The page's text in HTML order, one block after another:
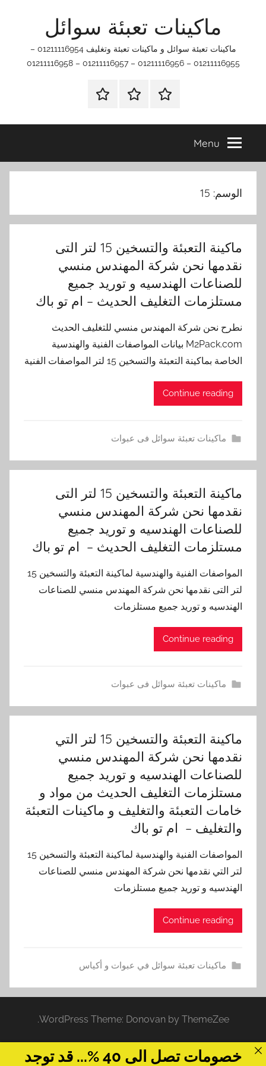
ماكينات تعبئة سوائل
ماكينات تعبئة سوائل و ماكينات تعبئة وتغليف 01211116954 –
01211116955 – 01211116956 – 01211116957 – 01211116958
اتصل
اتـصـل
في
التي
الرئيسيه
Menu
الوسم: 15
ماكينة التعبئة والتسخين 15 لتر التى
نقدمها نحن شركة المهندس منسي
للصناعات الهندسيه و توريد جميع
مستلزمات التغليف الحديث – ام تو باك
نطرح نحن شركة المهندس منسي للتغليف الحديث
M2Pack.com بيانات المواصفات الفنية والهندسية
الخاصة بماكينة التعبئة والتسخين 15 لتر المواصفات الفنية
Continue reading
ماكينات تعبئة سوائل فى عبوات
ماكينة التعبئة والتسخين 15 لتر التى
نقدمها نحن شركة المهندس منسي
للصناعات الهندسيه و توريد جميع
مستلزمات التغليف الحديث – ام تو باك
المواصفات الفنية والهندسية لماكينة التعبئة والتسخين 15
لتر التى نقدمها نحن شركة المهندس منسي للصناعات
الهندسيه و توريد جميع مستلزمات
Continue reading
ماكينات تعبئة سوائل فى عبوات
ماكينة التعبئة والتسخين 15 لتر التي
نقدمها نحن شركة المهندس منسي
للصناعات الهندسيه و توريد جميع
مستلزمات التغليف الحديث من مواد و
خامات التعبئة والتغليف و ماكينات التعبئة
والتغليف – ام تو باك
المواصفات الفنية والهندسية لماكينة التعبئة والتسخين 15
لتر التي نقدمها نحن شركة المهندس منسي للصناعات
الهندسيه و توريد جميع مستلزمات
Continue reading
ماكينات تعبئة سوائل في عبوات و أكياس
WordPress Theme: Donovan by ThemeZee.
خصومات تصل الى 40 %... قد توجد